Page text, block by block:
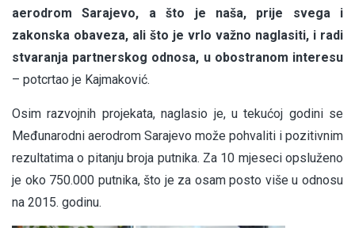
aerodrom Sarajevo, a što je naša, prije svega i
zakonska obaveza, ali što je vrlo važno naglasiti, i radi
stvaranja partnerskog odnosa, u obostranom interesu
– potcrtao je Kajmaković.
Osim razvojnih projekata, naglasio je, u tekućoj godini se
Međunarodni aerodrom Sarajevo može pohvaliti i pozitivnim
rezultatima o pitanju broja putnika. Za 10 mjeseci opsluženo
je oko 750.000 putnika, što je za osam posto više u odnosu
na 2015. godinu.